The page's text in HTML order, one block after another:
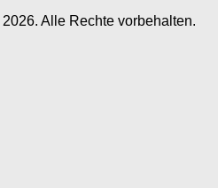
Alle Rechte vorbehalten.